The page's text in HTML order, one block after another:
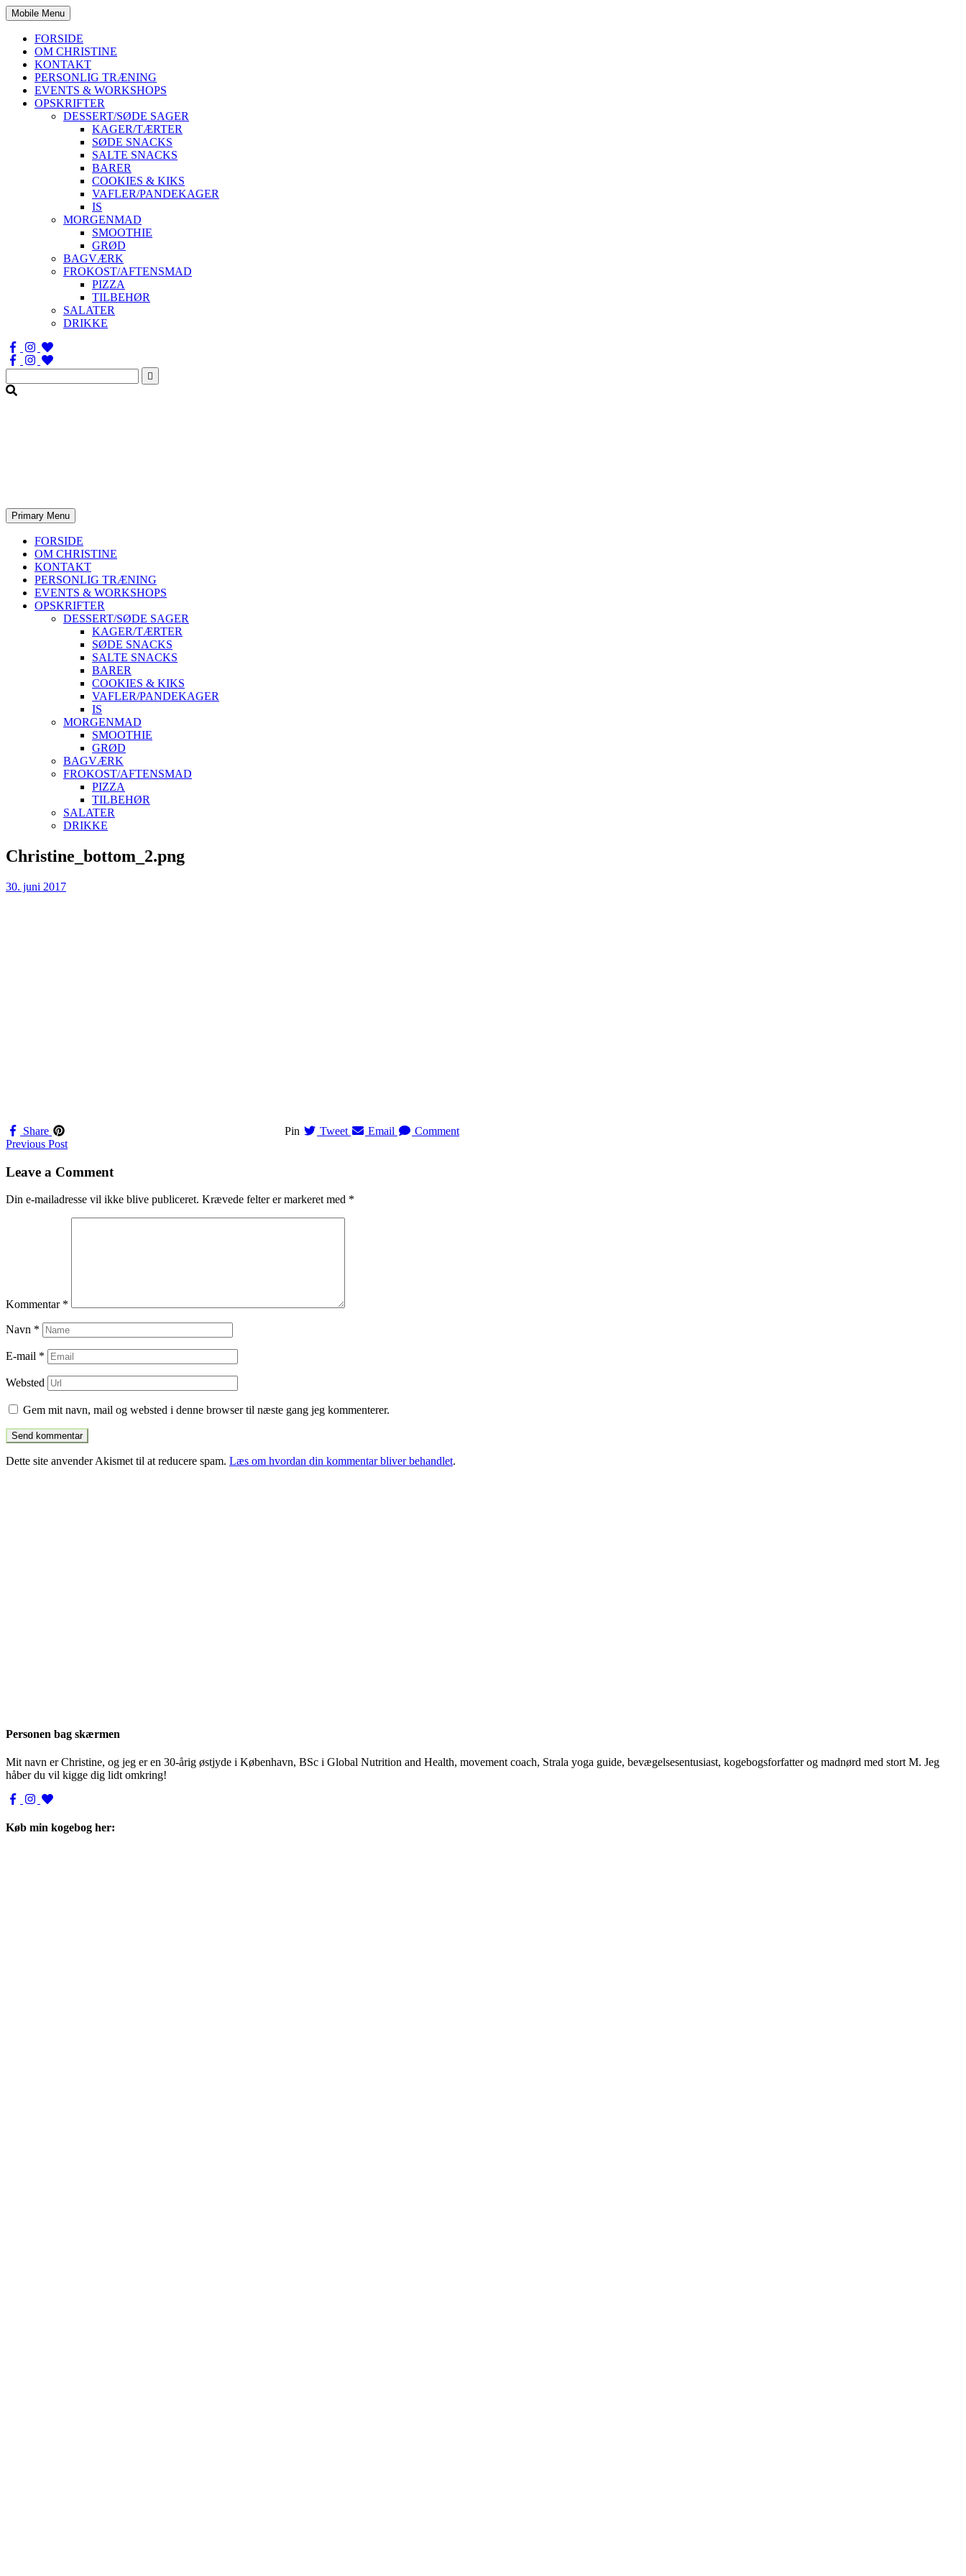
Mobile Menu
FORSIDE
OM CHRISTINE
KONTAKT
PERSONLIG TRÆNING
EVENTS & WORKSHOPS
OPSKRIFTER
DESSERT/SØDE SAGER
KAGER/TÆRTER
SØDE SNACKS
SALTE SNACKS
BARER
COOKIES & KIKS
VAFLER/PANDEKAGER
IS
MORGENMAD
SMOOTHIE
GRØD
BAGVÆRK
FROKOST/AFTENSMAD
PIZZA
TILBEHØR
SALATER
DRIKKE
Søg
efter:
Primary Menu
FORSIDE
OM CHRISTINE
KONTAKT
PERSONLIG TRÆNING
EVENTS & WORKSHOPS
OPSKRIFTER
DESSERT/SØDE SAGER
KAGER/TÆRTER
SØDE SNACKS
SALTE SNACKS
BARER
COOKIES & KIKS
VAFLER/PANDEKAGER
IS
MORGENMAD
SMOOTHIE
GRØD
BAGVÆRK
FROKOST/AFTENSMAD
PIZZA
TILBEHØR
SALATER
DRIKKE
Skip
to
Christine_bottom_2.png
30. juni 2017
Share Pin Tweet Email Comment
Navigation
til
Previous Post
Leave a Comment
Din e-mailadresse vil ikke blive publiceret. Krævede felter er markeret med *
Kommentar *
Navn *
E-mail *
Websted
Gem mit navn, mail og websted i denne browser til næste gang jeg kommenterer.
Dette site anvender Akismet til at reducere spam. Læs om hvordan din kommentar bliver behandlet.
Personen bag skærmen
Mit navn er Christine, og jeg er en 30-årig østjyde i København, BSc i Global Nutrition and Health, movement coach, Strala yoga guide, bevægelsesentusiast, kogebogsforfatter og madnørd med stort M. Jeg
håber du vil kigge dig lidt omkring!
Køb min kogebog her: